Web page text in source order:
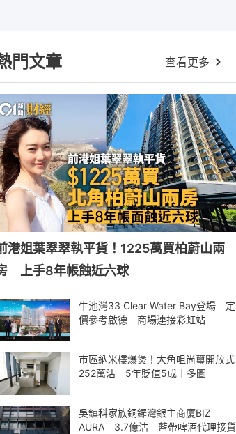
門文章 查看更多
港姐葉翠翠執平貨！1225萬買柏蔚山兩
上手8年帳蝕近六球
牛池灣33 Clear Water Bay登場 定
價參考啟德 商場連接彩虹站
市區納米樓爆煲！大角咀尚璽開放式
252萬沽 5年貶值5成｜多圖
吳鎮科家族銅鑼灣銀主商廈BIZ
AURA 3.7億沽 藍帶啤酒代理接貨